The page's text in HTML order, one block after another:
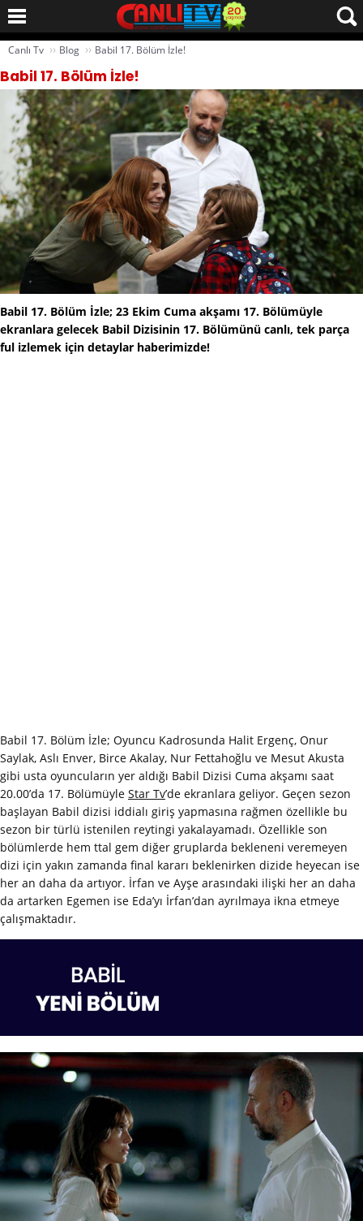
Canlı Tv ›› Blog ›› Babil 17. Bölüm İzle!
Babil 17. Bölüm İzle!
Babil 17. Bölüm İzle; 23 Ekim Cuma akşamı 17. Bölümüyle
ekranlara gelecek Babil Dizisinin 17. Bölümünü canlı, tek parça
ful izlemek için detaylar haberimizde!
Babil 17. Bölüm İzle; Oyuncu Kadrosunda Halit Ergenç, Onur
Saylak, Aslı Enver, Birce Akalay, Nur Fettahoğlu ve Mesut Akusta
gibi usta oyuncuların yer aldığı Babil Dizisi Cuma akşamı saat
20.00’da 17. Bölümüyle Star Tv’de ekranlara geliyor. Geçen sezon
başlayan Babil dizisi iddialı giriş yapmasına rağmen özellikle bu
sezon bir türlü istenilen reytingi yakalayamadı. Özellikle son
bölümlerde hem ttal gem diğer gruplarda bekleneni veremeyen
dizi için yakın zamanda final kararı beklenirken dizide heyecan ise
her an daha da artıyor. İrfan ve Ayşe arasındaki ilişki her an daha
da artarken Egemen ise Eda’yı İrfan’dan ayrılmaya ikna etmeye
çalışmaktadır.